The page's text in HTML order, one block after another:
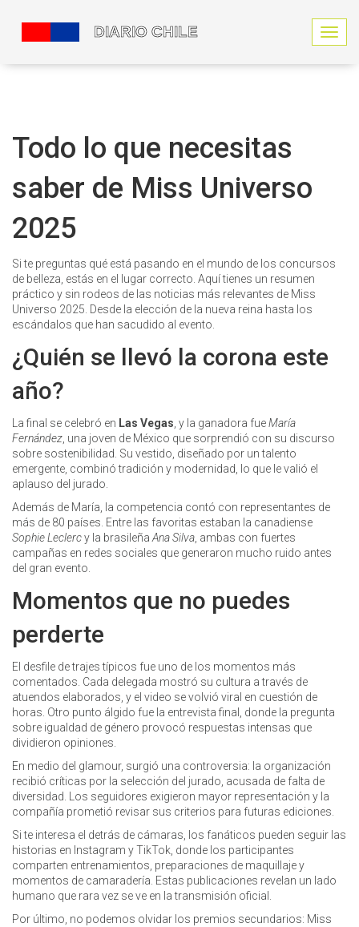
N
a
Todo lo que necesitas
saber de Miss Universo
2025
Si te preguntas qué está pasando en el mundo de los concursos
de belleza, estás en el lugar correcto. Aquí tienes un resumen
práctico y sin rodeos de las noticias más relevantes de Miss
Universo 2025. Desde la elección de la nueva reina hasta los
escándalos que han sacudido al evento.
¿Quién se llevó la corona este
año?
La final se celebró en Las Vegas , y la ganadora fueMaría
Fernández , una joven de México que sorprendió con su discurso
sobre sostenibilidad. Su vestido, diseñado por un talento
emergente, combinó tradición y modernidad, lo que le valió el
aplauso del jurado.
Además de María, la competencia contó con representantes de
más de 80 países. Entre las favoritas estaban la canadiense
Sophie Leclercy la brasileña Ana Silva , ambas con fuertes
campañas en redes sociales que generaron mucho ruido antes
del gran evento.
Momentos que no puedes
perderte
El desfile de trajes típicos fue uno de los momentos más
comentados. Cada delegada mostró su cultura a través de
atuendos elaborados, y el video se volvió viral en cuestión de
horas. Otro punto álgido fue la entrevista final, donde la pregunta
sobre igualdad de género provocó respuestas intensas que
dividieron opiniones.
En medio del glamour, surgió una controversia: la organización
recibió críticas por la selección del jurado, acusada de falta de
diversidad. Los seguidores exigieron mayor representación y la
compañía prometió revisar sus criterios para futuras ediciones.
Si te interesa el detrás de cámaras, los fanáticos pueden seguir las
historias en Instagram y TikTok, donde los participantes
comparten entrenamientos, preparaciones de maquillaje y
momentos de camaradería. Estas publicaciones revelan un lado
humano que rara vez se ve en la transmisión oficial.
Por último, no podemos olvidar los premios secundarios: Miss